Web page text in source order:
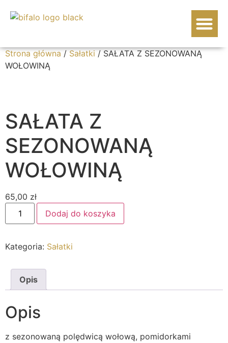
Strona główna/Sałatki/ SAŁATA Z SEZONOWANĄ
WOŁOWINĄ
SAŁATA Z
SEZONOWANĄ
WOŁOWINĄ
65,00 zł
Dodaj do koszyka
Kategoria: Sałatki
Opis
Opis
z sezonowaną polędwicą wołową, pomidorkami